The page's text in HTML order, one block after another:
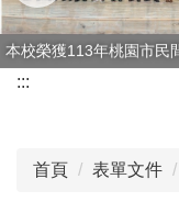
區
本校榮獲114年桃園市民
本校榮獲113年桃園市民
:::
首頁 表單文件